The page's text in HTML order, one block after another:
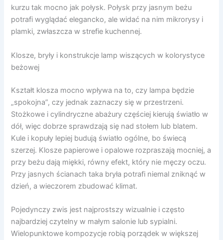
kurzu tak mocno jak połysk. Połysk przy jasnym beżu
potrafi wyglądać elegancko, ale widać na nim mikrorysy i
plamki, zwłaszcza w strefie kuchennej.
Klosze, bryły i konstrukcje lamp wiszących w kolorystyce
beżowej
Kształt klosza mocno wpływa na to, czy lampa będzie
„spokojna”, czy jednak zaznaczy się w przestrzeni.
Stożkowe i cylindryczne abażury częściej kierują światło w
dół, więc dobrze sprawdzają się nad stołem lub blatem.
Kule i kopuły lepiej budują światło ogólne, bo świecą
szerzej. Klosze papierowe i opalowe rozpraszają mocniej, a
przy beżu dają miękki, równy efekt, który nie męczy oczu.
Przy jasnych ścianach taka bryła potrafi niemal zniknąć w
dzień, a wieczorem zbudować klimat.
Pojedynczy zwis jest najprostszy wizualnie i często
najbardziej czytelny w małym salonie lub sypialni.
Wielopunktowe kompozycje robią porządek w większej